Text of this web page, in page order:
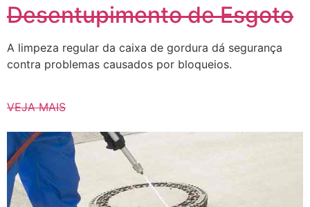
Desentupimento de Esgoto
A limpeza regular da caixa de gordura dá segurança
contra problemas causados ​​por bloqueios.
VEJA MAIS